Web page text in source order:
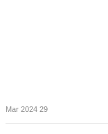
29 Mar 2024